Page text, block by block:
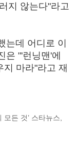
지 않는다"라고
는데 어디로 이
은 "'런닝맨'에
지 마라"라고 재
든 것’ 스타뉴스,